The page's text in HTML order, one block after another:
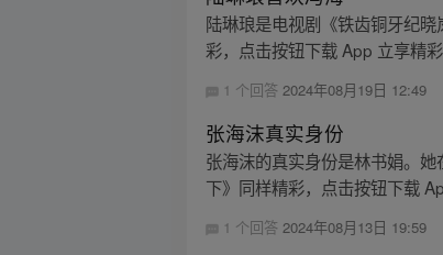
陆琳琅是电视剧《铁齿铜牙纪
彩，点击按钮下载 App 立享精彩
1 个回答2024年08月19日 12:49
张海沫真实身份
张海沫的真实身份是林书娟。
下》同样精彩，点击按钮下载
1 个回答2024年08月13日 19:59